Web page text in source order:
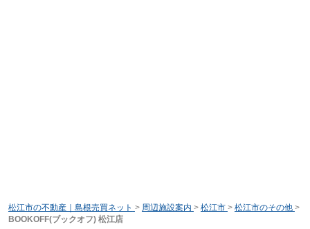
松江市の不動産｜島根売買ネット > 周辺施設案内 > 松江市 > 松江市のその他 >
BOOKOFF(ブックオフ) 松江店